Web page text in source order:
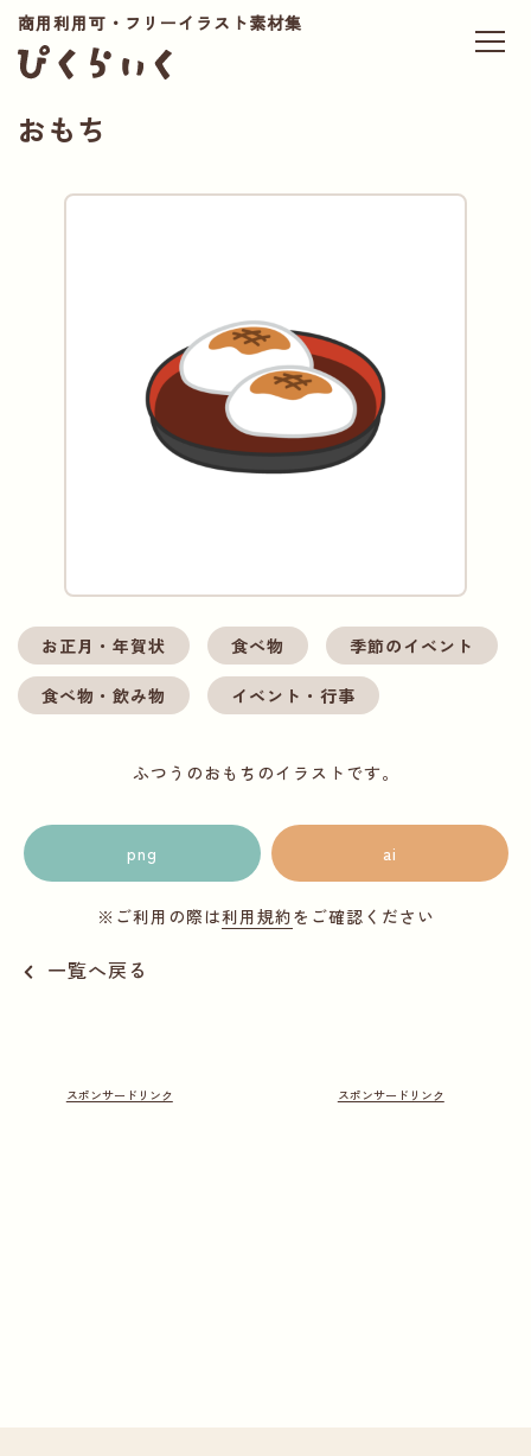
商用利用可・フリーイラスト素材集
おもち
お正月・年賀状 食べ物 季節のイベント
食べ物・飲み物 イベント・行事
ふつうのおもちのイラストです。
png ai
※ご利用の際は利用規約をご確認ください
一覧へ戻る